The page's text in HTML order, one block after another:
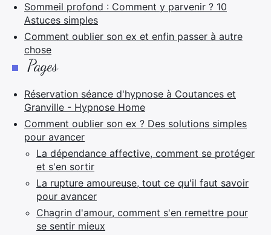
Sommeil profond : Comment y parvenir ? 10
Astuces simples
Comment oublier son ex et enfin passer à autre
chose
Pages
Réservation séance d'hypnose à Coutances et
Granville - Hypnose Home
Comment oublier son ex ? Des solutions simples
pour avancer
La dépendance affective, comment se protéger
et s'en sortir
La rupture amoureuse, tout ce qu'il faut savoir
pour avancer
Chagrin d'amour, comment s'en remettre pour
se sentir mieux